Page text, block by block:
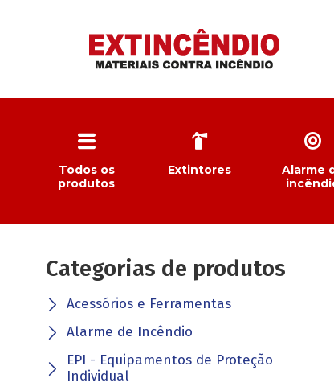
Todos os
produtos
Extintores
Alarme
Categorias de produtos
Acessórios e Ferramentas
Alarme de Incêndio
EPI - Equipamentos de Proteção
Individual